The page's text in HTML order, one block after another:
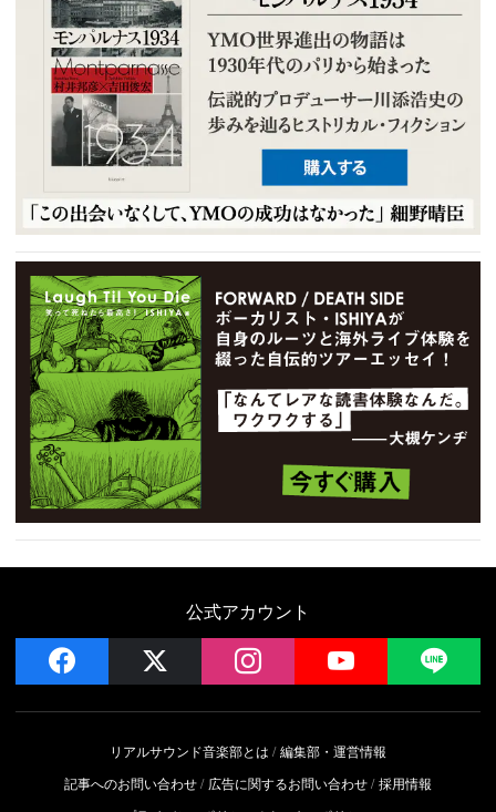
公式アカウント
facebook instagram YouTube
リアルサウンド音楽部とは
編集部・運営情報
記事へのお問い合わせ
広告に関するお問い合わせ 採用情報